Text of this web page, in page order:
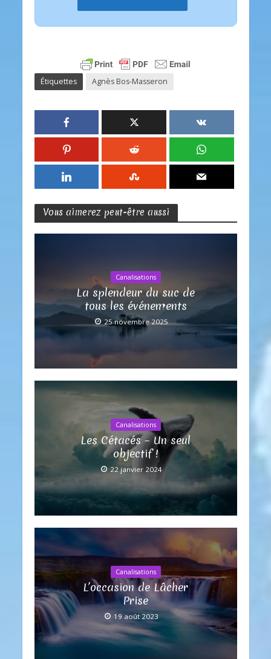
Étiquettes Agnès Bos-Masseron
Vous aimerez peut-être aussi
Canalisations
La splendeur du suc de
tous les événements
25 novembre 2025
Canalisations
Les Cétacés – Un seul
objectif !
22 janvier 2024
Canalisations
L’occasion de Lâcher
Prise
19 août 2023